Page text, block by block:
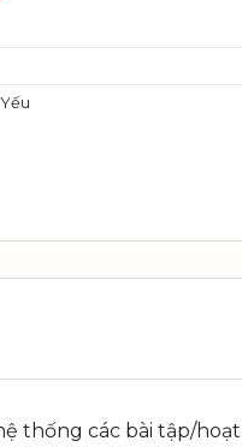
thống các bài tập/